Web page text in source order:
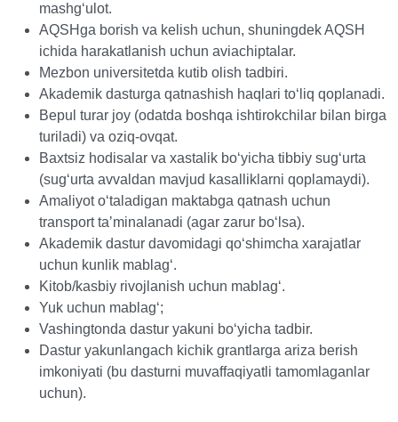
mashgʻulot.
AQSHga borish va kelish uchun, shuningdek AQSH
ichida harakatlanish uchun aviachiptalar.
Mezbon universitetda kutib olish tadbiri.
Akademik dasturga qatnashish haqlari toʻliq qoplanadi.
Bepul turar joy (odatda boshqa ishtirokchilar bilan birga
turiladi) va oziq-ovqat.
Baxtsiz hodisalar va xastalik boʻyicha tibbiy sugʻurta
(sugʻurta avvaldan mavjud kasalliklarni qoplamaydi).
Amaliyot oʻtaladigan maktabga qatnash uchun
transport taʼminalanadi (agar zarur boʻlsa).
Akademik dastur davomidagi qoʻshimcha xarajatlar
uchun kunlik mablagʻ.
Kitob/kasbiy rivojlanish uchun mablagʻ.
Yuk uchun mablagʻ;
Vashingtonda dastur yakuni boʻyicha tadbir.
Dastur yakunlangach kichik grantlarga ariza berish
imkoniyati (bu dasturni muvaffaqiyatli tamomlaganlar
uchun).